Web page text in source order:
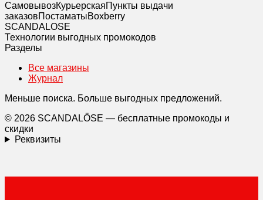
СамовывозКурьерскаяПункты выдачи
заказовПостаматыBoxberry
SCANDALOSE
Технологии выгодных промокодов
Разделы
Все магазины
Журнал
Меньше поиска. Больше выгодных предложений.
© 2026 SCANDALÖSE — бесплатные промокоды и
скидки
Реквизиты